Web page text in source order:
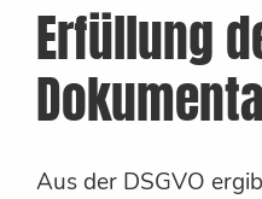
Erfüllung
Aus der DSGVO